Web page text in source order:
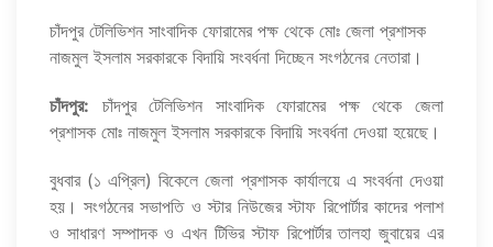
চাঁদপুর টেলিভিশন সাংবাদিক ফোরামের পক্ষ থেকে মোঃ জেলা প্রশাসক
নাজমুল ইসলাম সরকারকে বিদায়ি সংবর্ধনা দিচ্ছেন সংগঠনের নেতারা।
চাঁদপুর: ‎চাঁদপুর টেলিভিশন সাংবাদিক ফোরামের পক্ষ থেকে জেলা
প্রশাসক মোঃ নাজমুল ইসলাম সরকারকে বিদায়ি সংবর্ধনা দেওয়া হয়েছে।
বুধবার (১ এপ্রিল) বিকেলে জেলা প্রশাসক কার্যালয়ে এ সংবর্ধনা দেওয়া
হয়। ‎সংগঠনের সভাপতি ও স্টার নিউজের স্টাফ রিপোর্টার কাদের পলাশ
ও সাধারণ সম্পাদক ও এখন টিভির স্টাফ রিপোর্টার তালহা জুবায়ের এর